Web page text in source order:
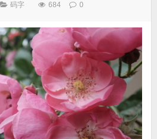
码字 684 0